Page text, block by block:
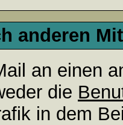
anderen
an einen
die
in dem